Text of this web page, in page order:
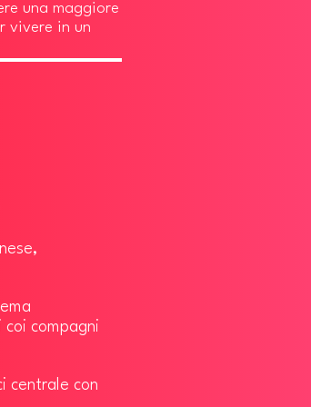
una maggiore
vivere in un
compagni
centrale con